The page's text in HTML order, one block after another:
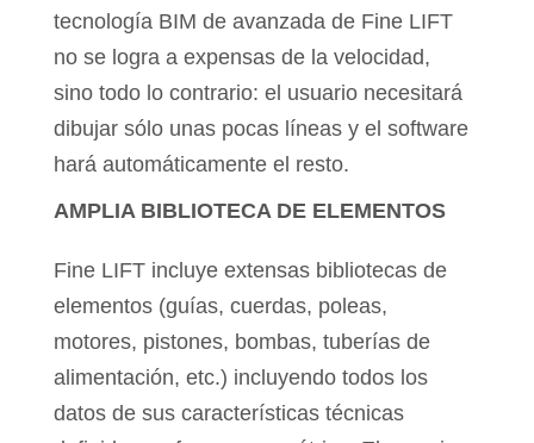
tecnología BIM de avanzada de Fine LIFT
no se logra a expensas de la velocidad,
sino todo lo contrario: el usuario necesitará
dibujar sólo unas pocas líneas y el software
hará automáticamente el resto.
AMPLIA BIBLIOTECA DE ELEMENTOS
Fine LIFT incluye extensas bibliotecas de
elementos (guías, cuerdas, poleas,
motores, pistones, bombas, tuberías de
alimentación, etc.) incluyendo todos los
datos de sus características técnicas